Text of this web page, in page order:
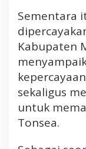
Sementara
Kabupaten
sekaligus
untuk
Tonsea.